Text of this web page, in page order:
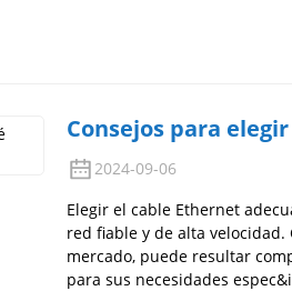
Consejos para
2024-09-06
Elegir el cable Ethernet
red fiable y de alta
mercado, puede resultar
para sus necesidades